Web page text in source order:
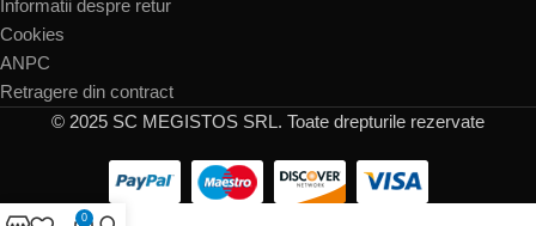
Informatii despre retur
Cookies
ANPC
Retragere din contract
© 2025 SC MEGISTOS SRL. Toate drepturile rezervate
0